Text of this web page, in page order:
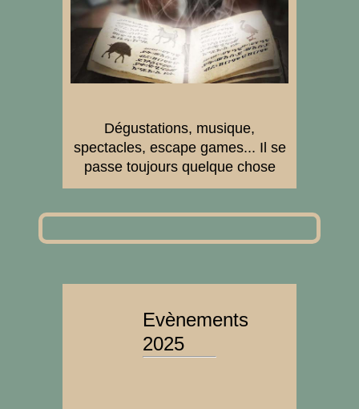
Dégustations, musique,
spectacles, escape games... Il se
passe toujours quelque chose
Evènements
2025